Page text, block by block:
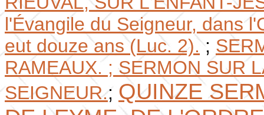
l'Évangile du Seigneur, dans
eut douze ans (Luc. 2).;
RAMEAUX. ; SERMON SUR
SEIGNEUR.; QUINZE